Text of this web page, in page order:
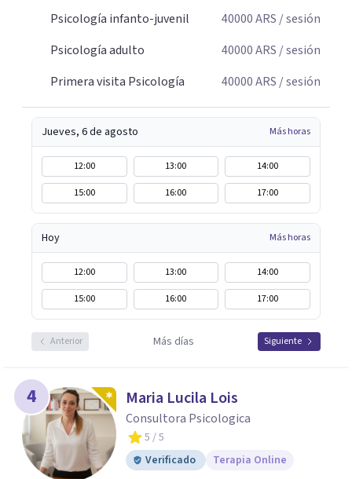
Psicología infanto-juvenil
40000ARS / sesión
Psicología adulto
40000ARS / sesión
Primera visita Psicología
40000ARS / sesión
Jueves, 6 de agosto Más horas
12:00 13:00
14:00
15:00
16:00 17:00
Hoy Más horas
12:00 13:00
14:00
15:00
16:00 17:00
Anterior Más días Siguiente
4 Maria Lucila Lois
Consultora Psicologica
5 / 5
Verificado
Terapia Online